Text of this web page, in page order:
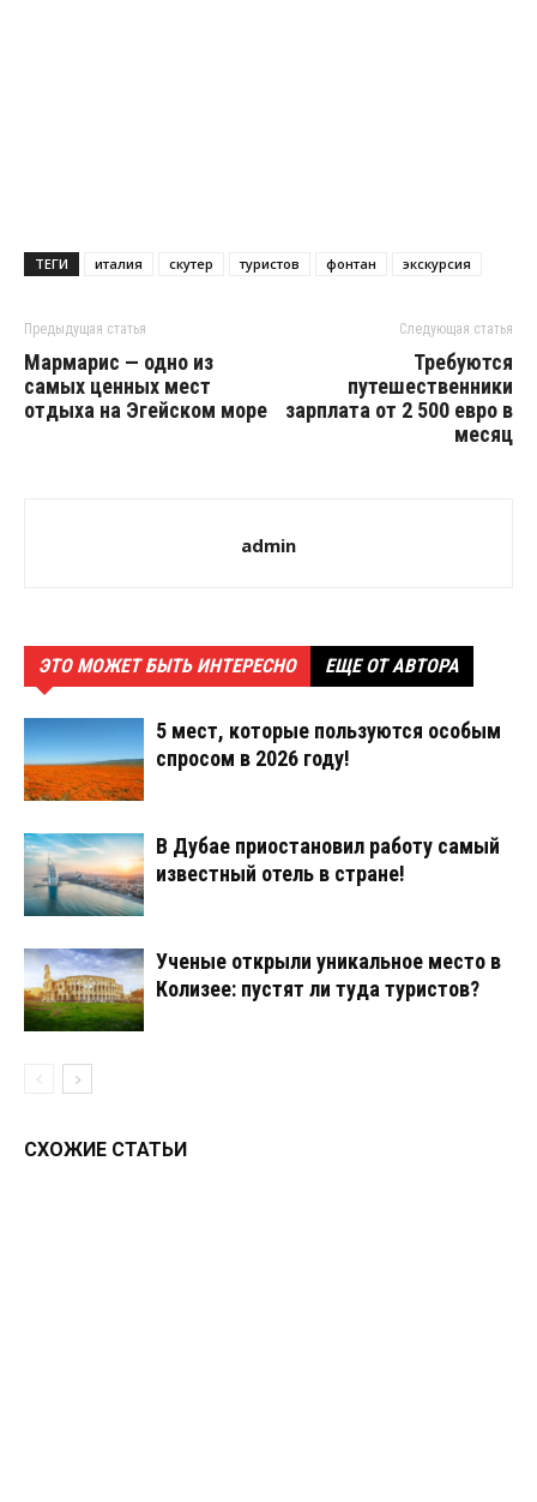
ТЕГИ италия скутер туристов фонтан экскурсия
Предыдущая статья
Мармарис — одно из
самых ценных мест
отдыха на Эгейском море
Следующая статья
Требуются
путешественники
зарплата от 2 500 евро в
месяц
admin
ЭТО МОЖЕТ БЫТЬ ИНТЕРЕСНО ЕЩЕ ОТ АВТОРА
5 мест, которые пользуются особым
спросом в 2026 году!
В Дубае приостановил работу самый
известный отель в стране!
Ученые открыли уникальное место в
Колизее: пустят ли туда туристов?
СХОЖИЕ СТАТЬИ